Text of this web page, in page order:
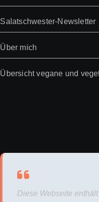
Salatschwester-Newsletter
Über mich
Übersicht vegane und
Diese Webseite